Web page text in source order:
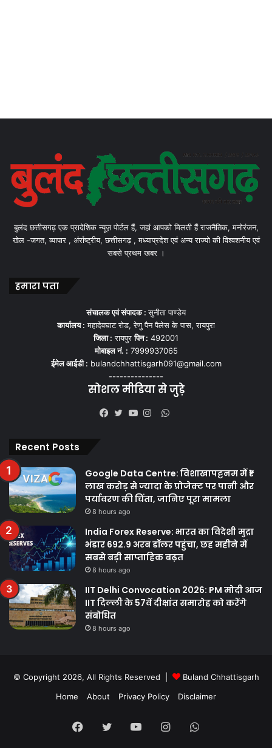
बुलंद छत्तीसगढ़ एक प्रादेशिक न्यूज़ पोर्टल हैं, जहां आपको मिलती हैं राजनैतिक, मनोरंजन,
खेल -जगत, व्यापार , अंर्राष्ट्रीय, छत्तीसगढ़ , मध्याप्रदेश एवं अन्य राज्यो की विश्वशनीय एवं
सबसे प्रथम खबर ।
हमारा पता
संचालक एवं संपादक :सुनीता पाण्डेय
कार्यालय : महादेवघाट रोड, रेणु पैन पैलेस के पास, रायपुरा
जिला : रायपुरपिन : 492001
मोबाइल नं. : 7999937065
ईमेल आईडी : bulandchhattisgarh091@gmail.com
---------------
सोशल मीडिया से जुड़े
WhatsApp
Recent Posts
Google Data Centre: विशाखापट्टनम में ₹1
लाख करोड़ से ज्यादा के प्रोजेक्ट पर पानी और
पर्यावरण की चिंता, जानिए पूरा मामला
8 hours ago
India Forex Reserve: भारत का विदेशी मुद्रा
भंडार 692.9 अरब डॉलर पहुंचा, छह महीने में
सबसे बड़ी साप्ताहिक बढ़त
8 hours ago
IIT Delhi Convocation 2026: PM मोदी आज
IIT दिल्ली के 57वें दीक्षांत समारोह को करेंगे
संबोधित
8 hours ago
© Copyright 2026, All Rights Reserved |
Buland Chhattisgarh
Home
About Privacy Policy Disclaimer
Facebook
Twitter YouTubeInstagramWhatsApp